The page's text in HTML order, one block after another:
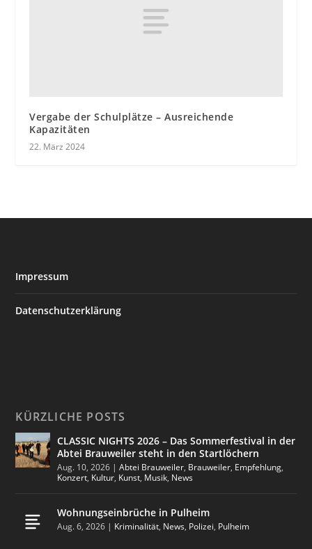
Vergabe der Schulplätze – Ausreichende
Kapazitäten
22. März 2024
Impressum
Datenschutzerklärung
KÜRZLICHE POSTS
CLASSIC NIGHTS 2026 – Das Sommerfestival in der
Abtei Brauweiler steht in den Startlöchern
Aug. 10, 2026 |Abtei Brauweiler, Brauweiler, Empfehlung,
Konzert, Kultur, Kunst, Musik, News
Wohnungseinbrüche in Pulheim
Aug. 6, 2026 | Kriminalität, News, Polizei, Pulheim